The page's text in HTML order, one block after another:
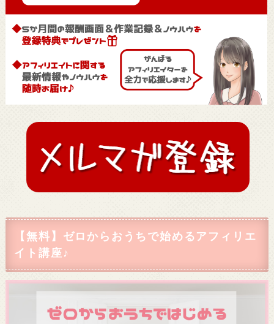
【無料】ゼロからおうちで始めるアフィリエ
イト講座♪